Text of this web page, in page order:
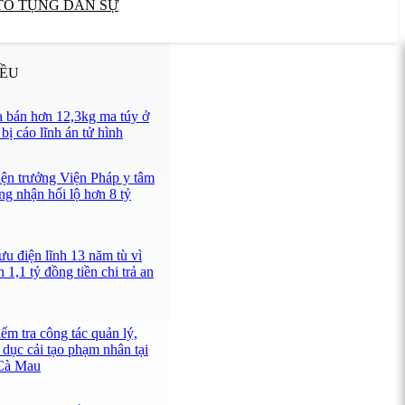
TỤNG DÂN SỰ
bán hơn 12,3kg ma túy ở
cáo lĩnh án tử hình
trưởng Viện Pháp y tâm
nhận hối lộ hơn 8 tỷ
điện lĩnh 13 năm tù vì
1,1 tỷ đồng tiền chi trả an
tra công tác quản lý,
cải tạo phạm nhân tại
Mau